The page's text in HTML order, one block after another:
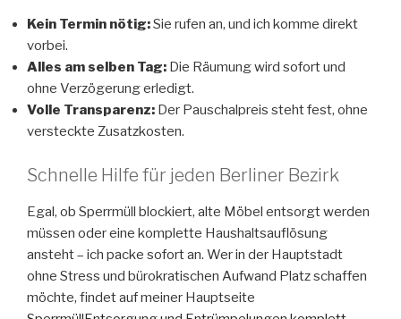
Kein Termin nötig:Sie rufen an, und ich komme direkt
vorbei.
Alles am selben Tag: Die Räumung wird sofort und
ohne Verzögerung erledigt.
Volle Transparenz: Der Pauschalpreis steht fest, ohne
versteckte Zusatzkosten.
Schnelle Hilfe für jeden Berliner Bezirk
Egal, ob Sperrmüll blockiert, alte Möbel entsorgt werden
müssen oder eine komplette Haushaltsauflösung
ansteht – ich packe sofort an. Wer in der Hauptstadt
ohne Stress und bürokratischen Aufwand Platz schaffen
möchte, findet auf meiner Hauptseite